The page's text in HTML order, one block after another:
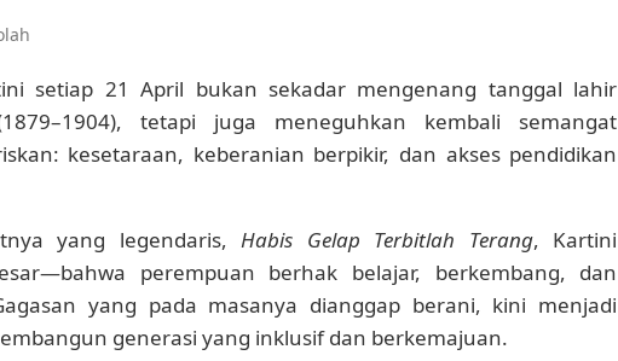
setiap 21 April bukan sekadar mengenang tanggal lahir
tetapi juga meneguhkan kembali semangat
kesetaraan, keberanian berpikir, dan akses pendidikan
yang legendaris,Habis Gelap Terbitlah Terang, Kartini
perempuan berhak belajar, berkembang, dan
yang pada masanya dianggap berani, kini menjadi
generasi yang inklusif dan berkemajuan.